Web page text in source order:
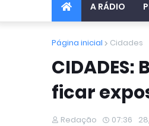
A RÁDIO
Página inicial Cidades
ficar
Redação 07:36